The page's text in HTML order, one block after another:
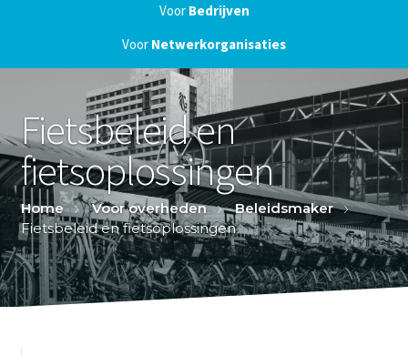
Voor Bedrijven
Voor Netwerkorganisaties
Fietsbeleid en
fietsoplossingen
Home Voor overheden
Beleidsmaker
Fietsbeleid en fietsoplossingen